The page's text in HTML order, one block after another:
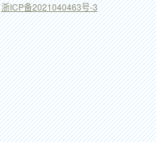
浙ICP备2021040463号-3